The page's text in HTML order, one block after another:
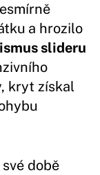
a hrozilo
slideru
kryt získal
době